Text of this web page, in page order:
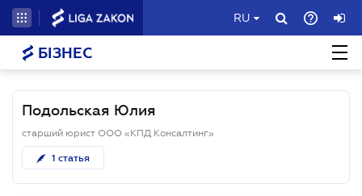
RU
БІЗНЕС
Подольская Юлия
старший юрист ООО «КПД Консалтинг»
1 статья